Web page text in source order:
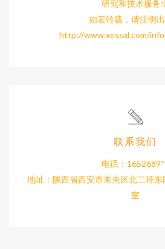
研究和技术服务
如若转载，请注明出
http://www.xessal.com/
联系我们
电话：
地址：陕西省西安市未央区北二环
室